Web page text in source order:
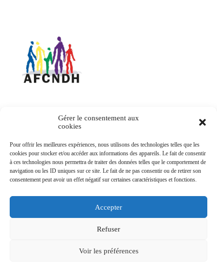
Gérer le consentement aux
cookies
Pour offrir les meilleures expériences, nous utilisons des technologies telles que les
cookies pour stocker et/ou accéder aux informations des appareils. Le fait de consentir
à ces technologies nous permettra de traiter des données telles que le comportement de
navigation ou les ID uniques sur ce site. Le fait de ne pas consentir ou de retirer son
consentement peut avoir un effet négatif sur certaines caractéristiques et fonctions.
Accepter
Refuser
Voir les préférences
75007 Paris
Email : afcndh(@)afcndh.org